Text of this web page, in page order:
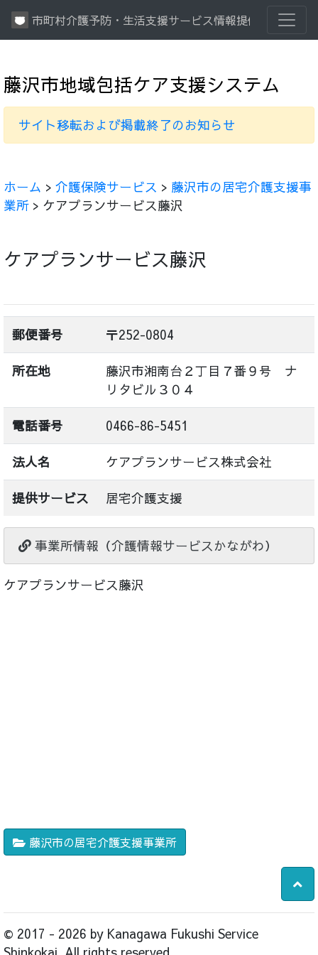
市町村介護予防・生活支援サービス情報提供システム
藤沢市地域包括ケア支援システム
サイト移転および掲載終了のお知らせ
ホーム > 介護保険サービス > 藤沢市の居宅介護支援事
業所 > ケアプランサービス藤沢
ケアプランサービス藤沢
郵便番号 〒252-0804
所在地
藤沢市湘南台２丁目７番９号 ナ
リタビル３０４
電話番号 0466-86-5451
法人名 ケアプランサービス株式会社
提供サービス 居宅介護支援
事業所情報（介護情報サービスかながわ）
ケアプランサービス藤沢
藤沢市の居宅介護支援事業所
© 2017 - 2026 by Kanagawa Fukushi Service